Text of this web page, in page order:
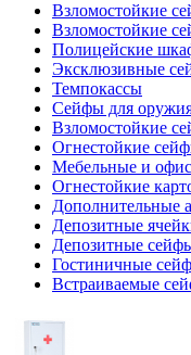
Взломостойкие
Взломостойкие
Полицейские
Эксклюзивные
Темпокассы
Сейфы для
Взломостойкие
Огнестойкие
Мебельные и
Огнестойкие
Дополнительные
Депозитные
Депозитные
Гостиничные
Встраиваемые